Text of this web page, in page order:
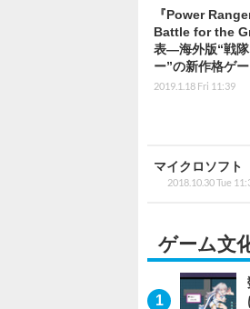
『Power
Battle for the
表―海外版“戦隊
ー”の新作格ゲー
2019.1.18 Fri 11:39
マイクロソフト
2018.10.30 Tue
ゲーム文